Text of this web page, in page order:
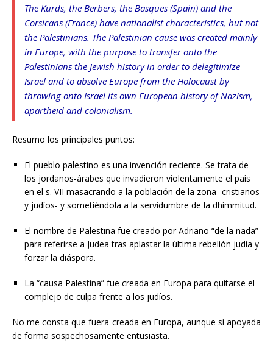
The Kurds, the Berbers, the Basques (Spain) and the
Corsicans (France) have nationalist characteristics, but not
the Palestinians. The Palestinian cause was created mainly
in Europe, with the purpose to transfer onto the
Palestinians the Jewish history in order to delegitimize
Israel and to absolve Europe from the Holocaust by
throwing onto Israel its own European history of Nazism,
apartheid and colonialism.
Resumo los principales puntos:
El pueblo palestino es una invención reciente. Se trata de
los jordanos-árabes que invadieron violentamente el país
en el s. VII masacrando a la población de la zona -cristianos
y judíos- y sometiéndola a la servidumbre de la dhimmitud.
El nombre de Palestina fue creado por Adriano “de la nada”
para referirse a Judea tras aplastar la última rebelión judía y
forzar la diáspora.
La “causa Palestina” fue creada en Europa para quitarse el
complejo de culpa frente a los judíos.
No me consta que fuera creada en Europa, aunque sí apoyada
de forma sospechosamente entusiasta.